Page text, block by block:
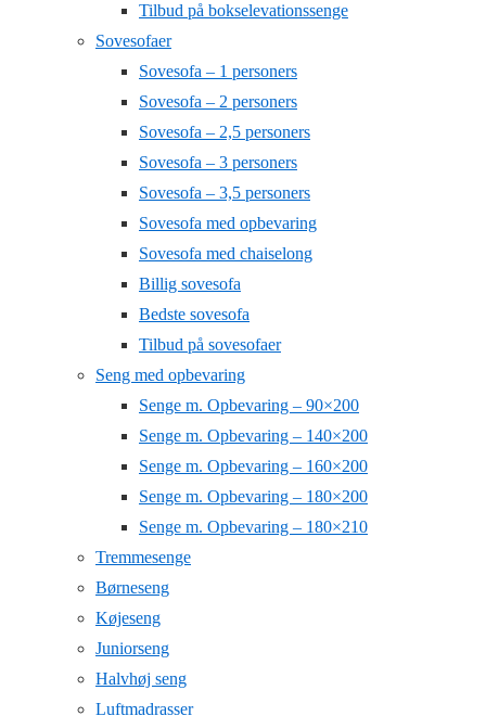
Tilbud på bokselevationssenge
Sovesofaer
Sovesofa – 1 personers
Sovesofa – 2 personers
Sovesofa – 2,5 personers
Sovesofa – 3 personers
Sovesofa – 3,5 personers
Sovesofa med opbevaring
Sovesofa med chaiselong
Billig sovesofa
Bedste sovesofa
Tilbud på sovesofaer
Seng med opbevaring
Senge m. Opbevaring – 90×200
Senge m. Opbevaring – 140×200
Senge m. Opbevaring – 160×200
Senge m. Opbevaring – 180×200
Senge m. Opbevaring – 180×210
Tremmesenge
Børneseng
Køjeseng
Juniorseng
Halvhøj seng
Luftmadrasser